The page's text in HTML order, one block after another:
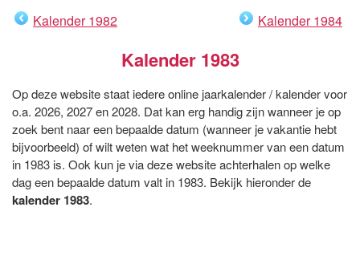
Kalender 1982 Kalender 1984
Kalender 1983
Op deze website staat iedere online jaarkalender / kalender voor
o.a. 2026, 2027 en 2028. Dat kan erg handig zijn wanneer je op
zoek bent naar een bepaalde datum (wanneer je vakantie hebt
bijvoorbeeld) of wilt weten wat het weeknummer van een datum
in 1983 is. Ook kun je via deze website achterhalen op welke
dag een bepaalde datum valt in 1983. Bekijk hieronder de
kalender 1983.